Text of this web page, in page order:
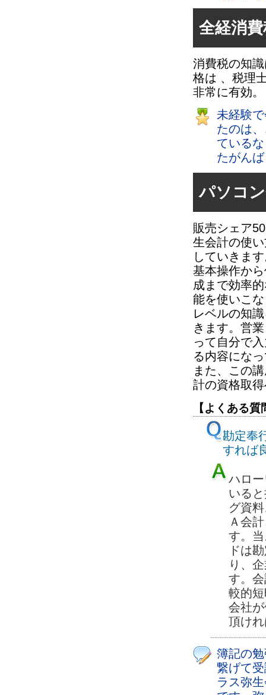
全経消
消費税の知
格は 、税理
非常に有効。
未経験
たのは
ている
たがん
パソコ
販売シェア
生会計の使
していきま
基本操作か
成まで効率
能を使いこ
レベルの知
きます。営
って自分で
る内容にな
また、この
計の資格取
【よくある
勘定奉
すれば
ハロ
いる
グ資
Ａ会
す。
ドは
り、
す。
較的
会社
頂け
簿記の
繋げて
ラス弥